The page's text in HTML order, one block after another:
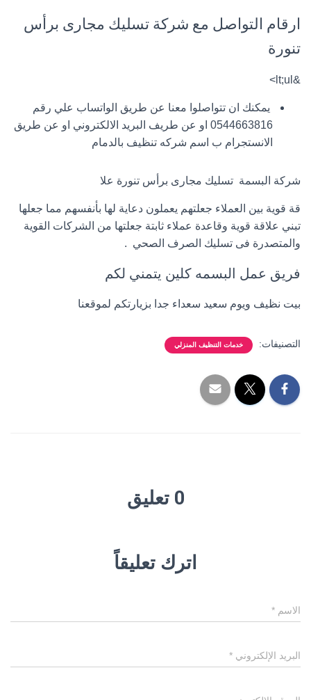
ارقام التواصل مع شركة تسليك مجارى برأس
تنورة
&lt;ul>
يمكنك ان تتواصلوا معنا عن طريق الواتساب علي رقم
0544663816 او عن طريف البريد الالكتروني او عن طريق
الانستجرام ب اسم شركه تنظيف بالدمام
شركة البسمة تسليك مجارى برأس تنورة علا
قة قوية بين العملاء جعلتهم يعملون دعاية لها بأنفسهم مما جعلها
تبني علاقة قوية وقاعدة عملاء ثابتة جعلتها من الشركات القوية
والمتصدرة فى تسليك الصرف الصحي .
فريق عمل البسمه كلين يتمني لكم
بيت نظيف ويوم سعيد سعداء جدا بزيارتكم لموقعنا
التصنيفات: خدمات التنظيف المنزلي
0 تعليق
اترك تعليقاً
الاسم *
البريد الإلكتروني *